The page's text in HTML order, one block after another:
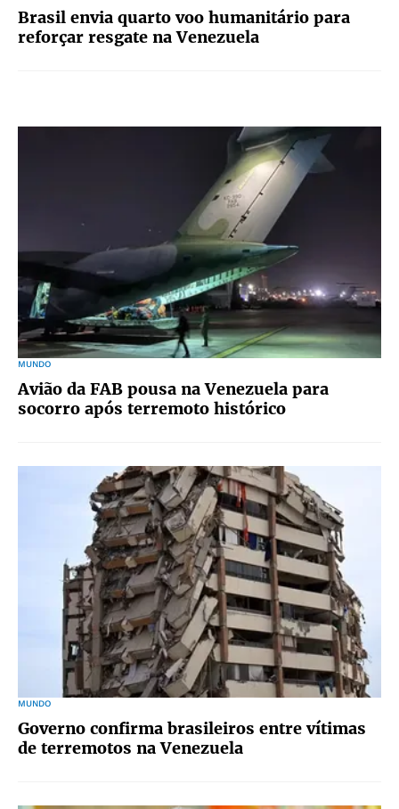
Brasil envia quarto voo humanitário para
reforçar resgate na Venezuela
MUNDO
Avião da FAB pousa na Venezuela para
socorro após terremoto histórico
MUNDO
Governo confirma brasileiros entre vítimas
de terremotos na Venezuela